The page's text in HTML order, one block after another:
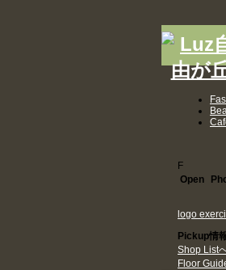
F
Open
logo
Pickup情
Shop List
Floor